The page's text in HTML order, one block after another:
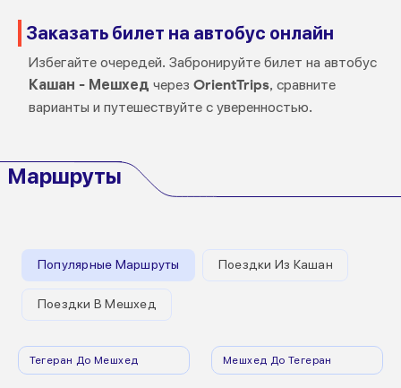
Заказать билет на автобус онлайн
Избегайте очередей. Забронируйте билет на автобус
Кашан - Мешхед через OrientTrips, сравните
варианты и путешествуйте с уверенностью.
Маршруты
Популярные Маршруты Поездки Из Кашан
Поездки В Мешхед
Тегеран До Мешхед Мешхед До Тегеран